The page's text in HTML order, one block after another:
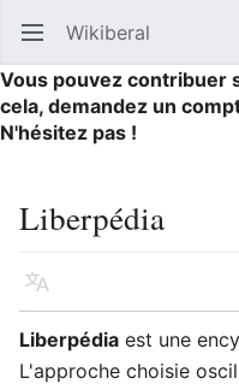
Ouvrir le menu principal Wikiberal
Vous pouvez contribuer
cela, demandez un
N'hésitez pas !
Liberpédia
Langue
Liberpédia est une
L'approche choisie